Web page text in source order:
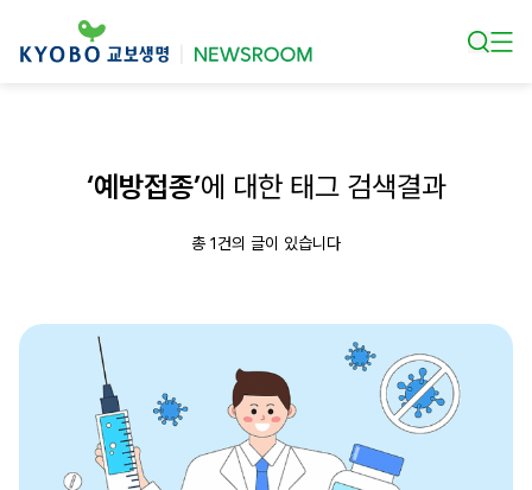
‘예방접종’에 대한 태그 검색결과
총 1건의 글이 있습니다